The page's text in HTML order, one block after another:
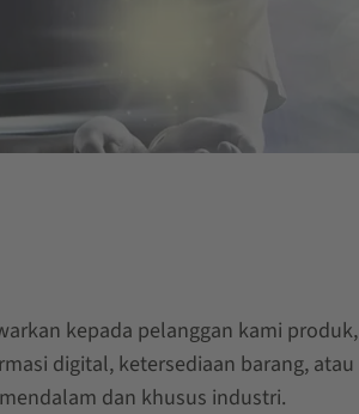
kepada pelanggan kami produk,
digital, ketersediaan barang, atau
dan khusus industri.